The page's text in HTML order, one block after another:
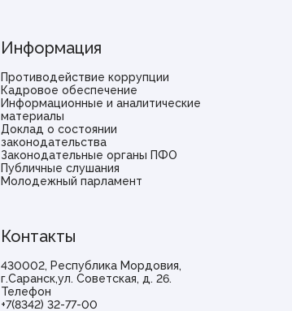
Информация
Противодействие коррупции
Кадровое обеспечение
Информационные и аналитические
материалы
Доклад о состоянии
законодательства
Законодательные органы ПФО
Публичные слушания
Молодежный парламент
Контакты
430002, Республика Мордовия,
г.Саранск,ул. Советская, д. 26.
Телефон
+7(8342) 32-77-00